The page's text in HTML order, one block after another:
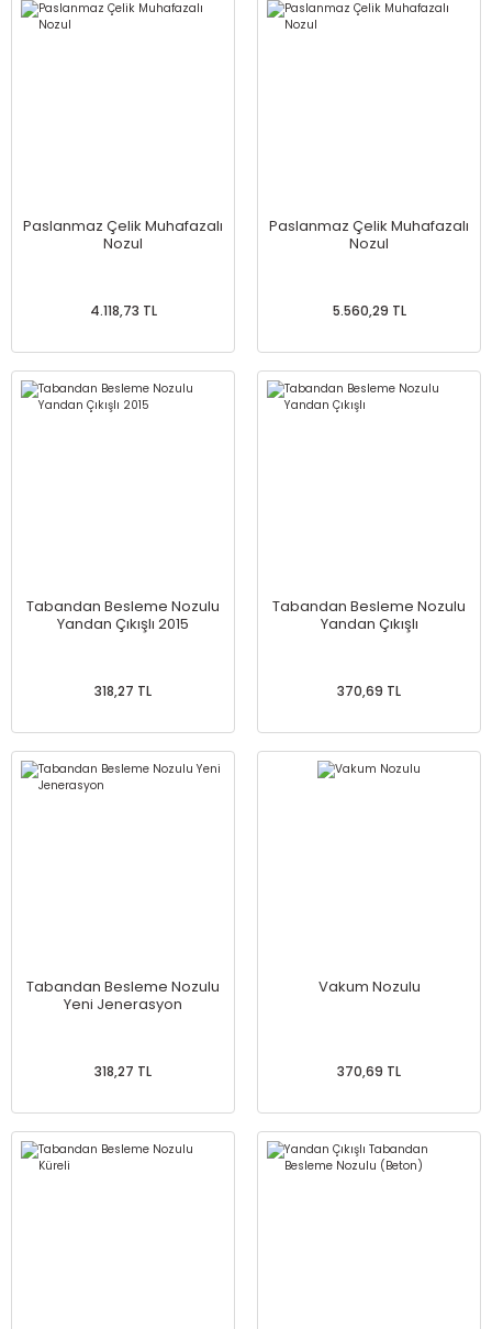
Paslanmaz Çelik Muhafazalı
Nozul
4.118,73 TL
Paslanmaz Çelik Muhafazalı
Nozul
5.560,29 TL
Tabandan Besleme Nozulu
Yandan Çıkışlı 2015
318,27 TL
Tabandan Besleme Nozulu
Yandan Çıkışlı
370,69 TL
Tabandan Besleme Nozulu
Yeni Jenerasyon
318,27 TL
Vakum Nozulu
370,69 TL